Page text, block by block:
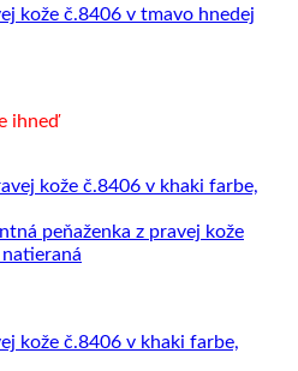
kože č.8406 v tmavo hnedej
ihneď
kože č.8406 v khaki farbe,